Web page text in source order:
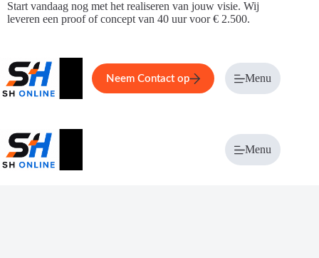
Ga
naar
Start vandaag nog met het realiseren van jouw visie. Wij
leveren een proof of concept van 40 uur voor € 2.500.
Home Service Over ons
Neem Contact op Menu
Menu